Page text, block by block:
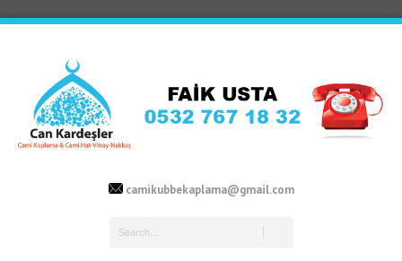
camikubbekaplama@gmail.com